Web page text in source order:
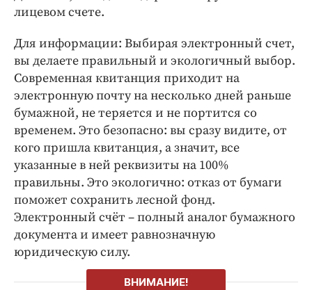
лицевом счете.
Для информации: Выбирая электронный счет,
вы делаете правильный и экологичный выбор.
Современная квитанция приходит на
электронную почту на несколько дней раньше
бумажной, не теряется и не портится со
временем. Это безопасно: вы сразу видите, от
кого пришла квитанция, а значит, все
указанные в ней реквизиты на 100%
правильны. Это экологично: отказ от бумаги
поможет сохранить лесной фонд.
Электронный счёт – полный аналог бумажного
документа и имеет равнозначную
юридическую силу.
ВНИМАНИЕ!